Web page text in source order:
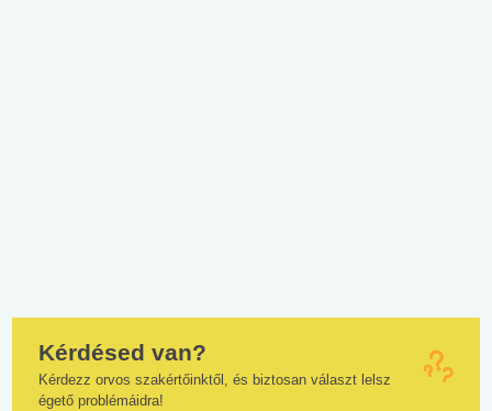
Kérdésed van?
Kérdezz orvos szakértőinktől, és biztosan választ lelsz
égető problémáidra!